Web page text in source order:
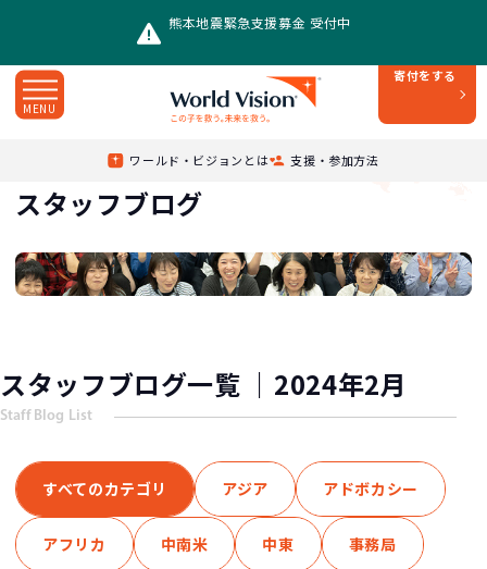
熊本地震緊急支援募金 受付中
寄付をする
MENU
ワールド・ビジョンとは 支援・参加方法
スタッフブログ 2024年 /2月
スタッフブログ
スタッフブログ一覧 ｜2024年2月
Staff Blog List
すべてのカテゴリ アジア アドボカシー
アフリカ 中南米 中東 事務局